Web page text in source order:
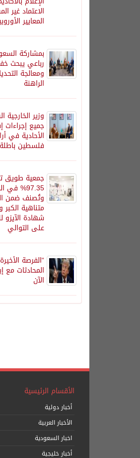
الاعتماد غير
المعايير
بمشاركة
رباعي يبحث
ومعالجة
الراهنة
وزير
جميع إجراءات
الأحادية في
فلسطين باطلة
جمعية طويق
97.35%
وتُصنف ضمن
متناهية
شهادة الآيزو
على التوالي
“الفرصة
المحادثات مع
الآن
الأقسام الرئيسية
أخبار دولية
الأخبار العربية
اخبار السعودية
أخبار خليجية